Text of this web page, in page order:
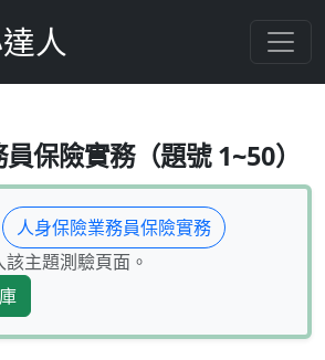
人
的保險商品是為滿足
保險實務（題號 1~50）
人身保險業務員保險實務
主題測驗頁面。